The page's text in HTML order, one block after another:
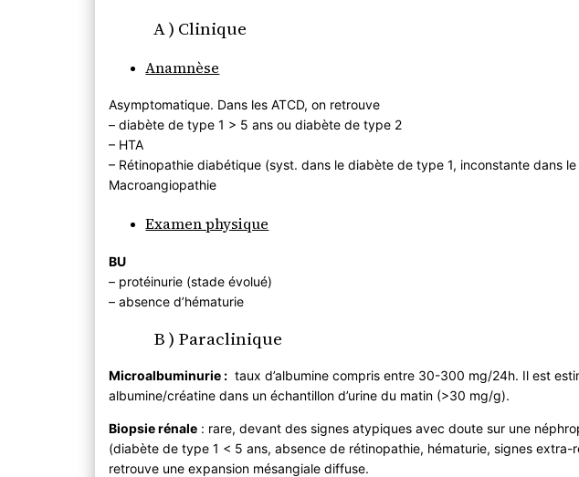
A ) Clinique
Anamnèse
Asymptomatique. Dans les ATCD, on retrouve
– diabète de type 1 > 5 ans ou diabète de type 2
– HTA
– Rétinopathie diabétique (syst. dans le diabète de type 1, inconstante dans
Macroangiopathie
Examen physique
BU
– protéinurie (stade évolué)
– absence d’hématurie
B ) Paraclinique
Microalbuminurie : taux d’albumine compris entre 30-300 mg/24h. Il est
albumine/créatine dans un échantillon d’urine du matin (>30 mg/g).
Biopsie rénale : rare, devant des signes atypiques avec doute sur une
(diabète de type 1 < 5 ans, absence de rétinopathie, hématurie, signes
retrouve une expansion mésangiale diffuse.